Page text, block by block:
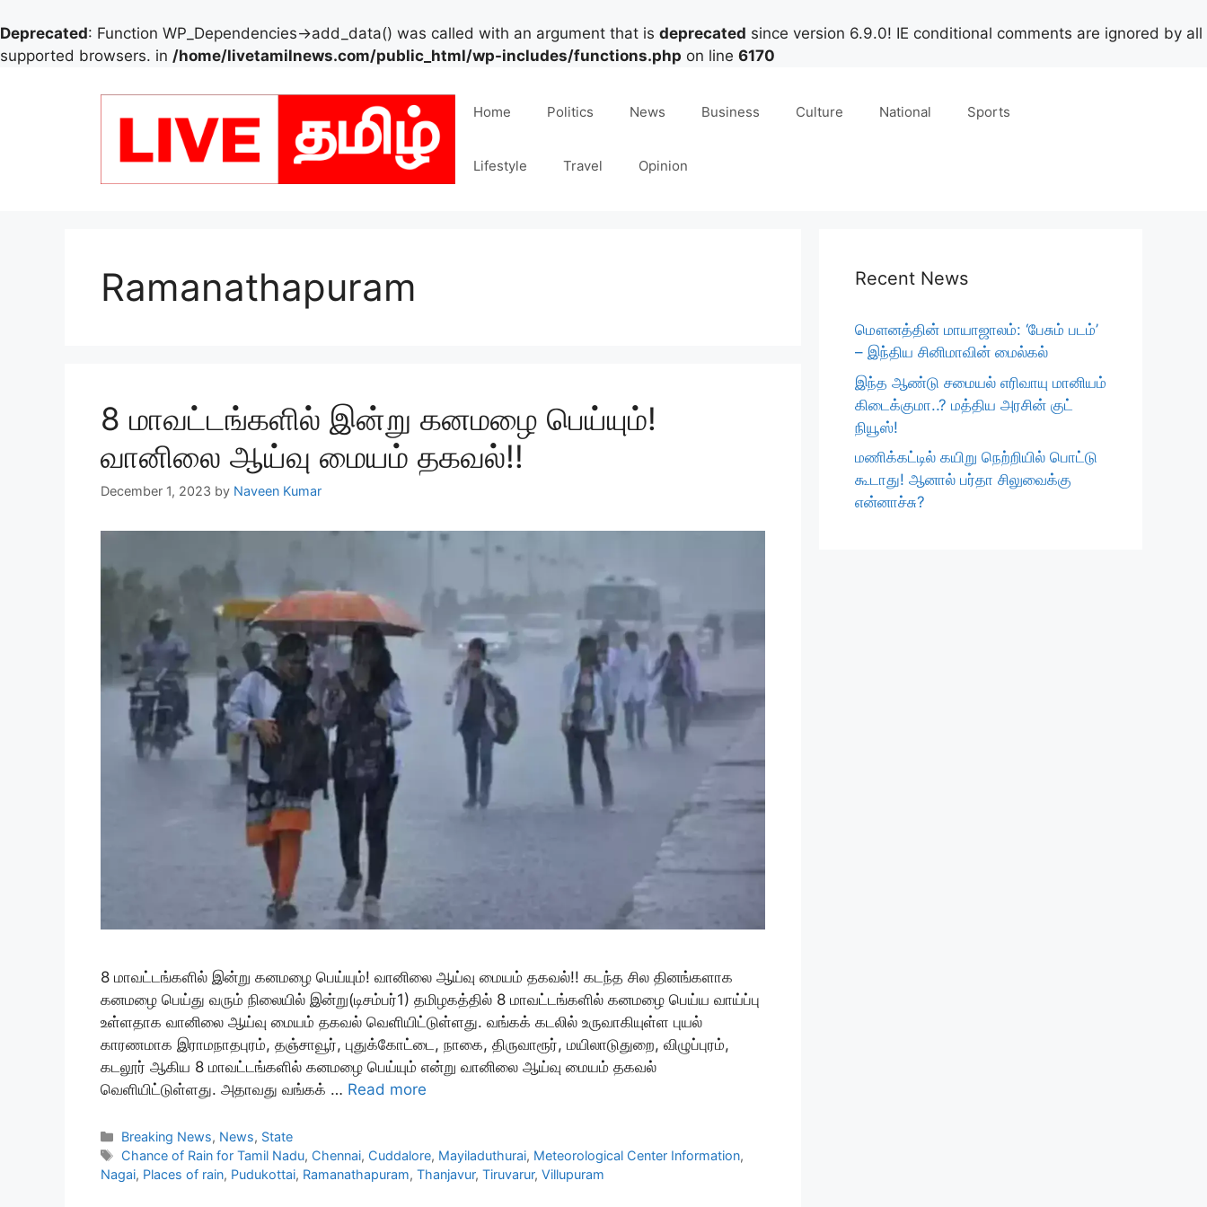
Deprecated: Function WP_Dependencies->add_data() was called with an argument that is deprecated since version 6.9.0! IE conditional comments are ignored by all
supported browsers. in /home/livetamilnews.com/public_html/wp-includes/functions.php on line 6170
Home Politics News Business Culture National Sports
Lifestyle Travel Opinion
Ramanathapuram
8 மாவட்டங்களில் இன்று கனமழை பெய்யும்!
வானிலை ஆய்வு மையம் தகவல்!!
December 1, 2023 by Naveen Kumar
8 மாவட்டங்களில் இன்று கனமழை பெய்யும்! வானிலை ஆய்வு மையம் தகவல்!! கடந்த சில தினங்களாக
கனமழை பெய்து வரும் நிலையில் இன்று(டிசம்பர்1) தமிழகத்தில் 8 மாவட்டங்களில் கனமழை பெய்ய வாய்ப்பு
உள்ளதாக வானிலை ஆய்வு மையம் தகவல் வெளியிட்டுள்ளது. வங்கக் கடலில் உருவாகியுள்ள புயல்
காரணமாக இராமநாதபுரம், தஞ்சாவூர், புதுக்கோட்டை, நாகை, திருவாரூர், மயிலாடுதுறை, விழுப்புரம்,
கடலூர் ஆகிய 8 மாவட்டங்களில் கனமழை பெய்யும் என்று வானிலை ஆய்வு மையம் தகவல்
வெளியிட்டுள்ளது. அதாவது வங்கக் … Read more
Categories
Breaking News, News, State
Tags
Chance of Rain for Tamil Nadu, Chennai, Cuddalore, Mayiladuthurai, Meteorological Center Information,
Nagai, Places of rain, Pudukottai, Ramanathapuram, Thanjavur, Tiruvarur, Villupuram
Recent News
மௌனத்தின் மாயாஜாலம்: ‘பேசும் படம்’
– இந்திய சினிமாவின் மைல்கல்
இந்த ஆண்டு சமையல் எரிவாயு மானியம்
கிடைக்குமா..? மத்திய அரசின் குட்
நியூஸ்!
மணிக்கட்டில் கயிறு நெற்றியில் பொட்டு
கூடாது! ஆனால் பர்தா சிலுவைக்கு
என்னாச்சு?